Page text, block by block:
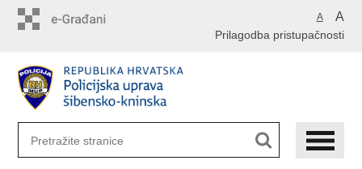
A A
Prilagodba pristupačnosti